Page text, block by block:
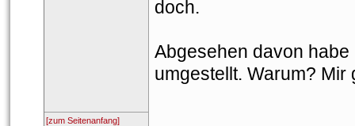
doch.
Abgesehen davon
umgestellt. Warum? Mir
[zum Seitenanfang]